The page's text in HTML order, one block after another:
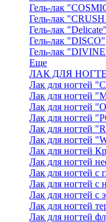
Гель-лак
Гель-лак
Гель-лак "Delicate"
Гель-лак "DISCO"
Гель-лак
Еще
ЛАК ДЛЯ
Лак для ногтей
Лак для ногтей
Лак для ногтей
Лак для ногтей
Лак для ногтей
Лак для ногтей
Лак для ногтей
Лак для ногтей
Лак для ногтей с
Лак для ногтей с
Лак для ногтей с
Лак для ногтей
Лак для ногтей